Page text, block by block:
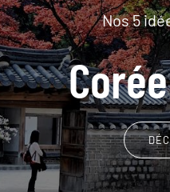
Nos 5